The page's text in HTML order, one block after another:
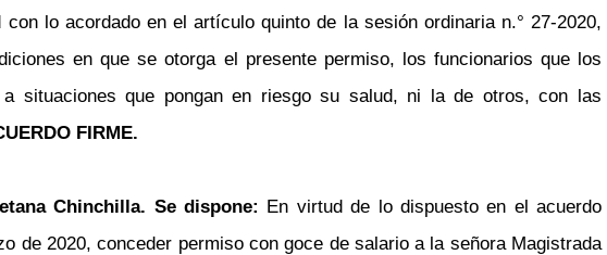
lo acordado en el artículo quinto de la sesión ordinaria n.° 27-2020,
en que se otorga el presente permiso, los funcionarios que los
situaciones que pongan en riesgo su salud, ni la de otros, con las
FIRME.
Chinchilla. Se dispone: En virtud de lo dispuesto en el acuerdo
de 2020, conceder permiso con goce de salario a la señora Magistrada